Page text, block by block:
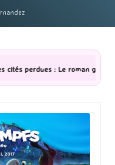
: Le roman graphique Tome